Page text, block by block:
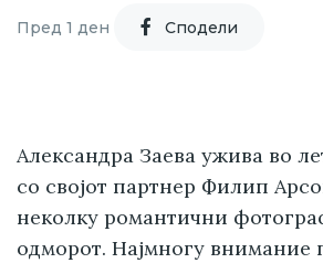
Пред 1 ден Cподели
Александра Заева ужива во
со својот партнер Филип
неколку романтични
одморот. Најмногу внимание